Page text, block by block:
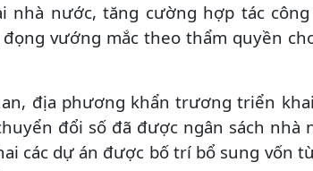
nước, tăng cường hợp tác công
vướng mắc theo thẩm quyền
địa phương khẩn trương triển
đổi số đã được ngân sách nhà
các dự án được bố trí bổ sung vốn